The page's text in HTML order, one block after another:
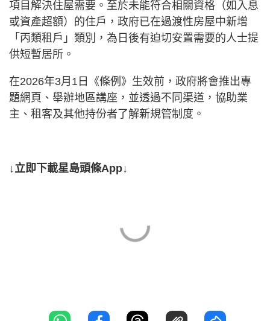
項目解決住屋需要。至於未能符合相關資格（如入息
或資產超額）的住戶，政府已在過渡性房屋中新增
「丙類租戶」類別，為日後有迫切安置需要的人士提
供短暫居所。
在2026年3月1日《條例》生效前，政府將會推出專
題網頁、舉辦地區講座，並透過不同渠道，協助業
主、租客及其他持份者了解新規管制度。
↓立即下載星島頭條App↓